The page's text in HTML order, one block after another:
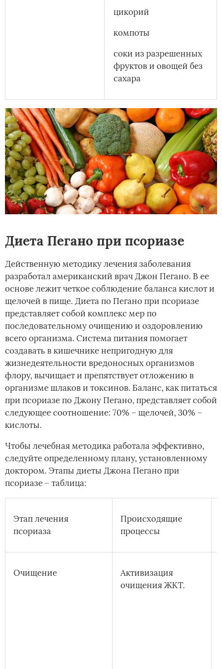
цикорий
компоты
соки из разрешенных
фруктов и овощей без
сахара
Диета Пегано при псориазе
Действенную методику лечения заболевания
разработал американский врач Джон Пегано. В ее
основе лежит четкое соблюдение баланса кислот и
щелочей в пище. Диета по Пегано при псориазе
представляет собой комплекс мер по
последовательному очищению и оздоровлению
всего организма. Система питания помогает
создавать в кишечнике непригодную для
жизнедеятельности вредоносных организмов
флору, вычищает и препятствует отложению в
организме шлаков и токсинов. Баланс, как питаться
при псориазе по Джону Пегано, представляет собой
следующее соотношение: 70% – щелочей, 30% –
кислоты.
Чтобы лечебная методика работала эффективно,
следуйте определенному плану, установленному
доктором. Этапы диеты Джона Пегано при
псориазе – таблица:
Этап лечения
псориаза
Происходящие
процессы
Очищение
Активизация
очищения ЖКТ.